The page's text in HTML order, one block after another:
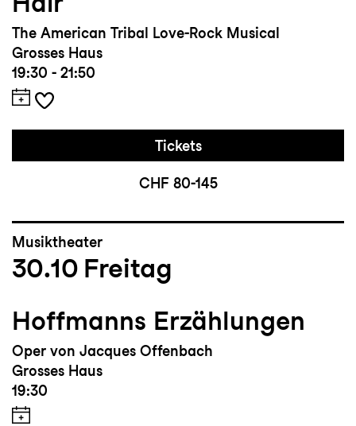
The American Tribal Love-Rock Musical
Grosses Haus
19:30 - 21:50
Tickets
CHF 80-145
Musiktheater
30.10 Freitag
Hoffmanns Erzählungen
Oper von Jacques Offenbach
Grosses Haus
19:30